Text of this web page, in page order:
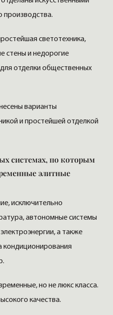
производства.
светотехника,
стены и недорогие
отделки общественных
варианты
и простейшей отделкой
системах, по которым
элитные
исключительно
автономные системы
а также
кондиционирования
но не люкс класса.
качества.